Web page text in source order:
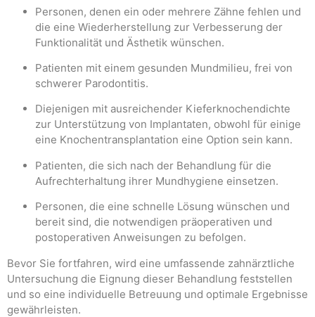
Personen, denen ein oder mehrere Zähne fehlen und
die eine Wiederherstellung zur Verbesserung der
Funktionalität und Ästhetik wünschen.
Patienten mit einem gesunden Mundmilieu, frei von
schwerer Parodontitis.
Diejenigen mit ausreichender Kieferknochendichte
zur Unterstützung von Implantaten, obwohl für einige
eine Knochentransplantation eine Option sein kann.
Patienten, die sich nach der Behandlung für die
Aufrechterhaltung ihrer Mundhygiene einsetzen.
Personen, die eine schnelle Lösung wünschen und
bereit sind, die notwendigen präoperativen und
postoperativen Anweisungen zu befolgen.
Bevor Sie fortfahren, wird eine umfassende zahnärztliche
Untersuchung die Eignung dieser Behandlung feststellen
und so eine individuelle Betreuung und optimale Ergebnisse
gewährleisten.